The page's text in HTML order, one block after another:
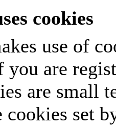
cookies
use of
are
are small
cookies set